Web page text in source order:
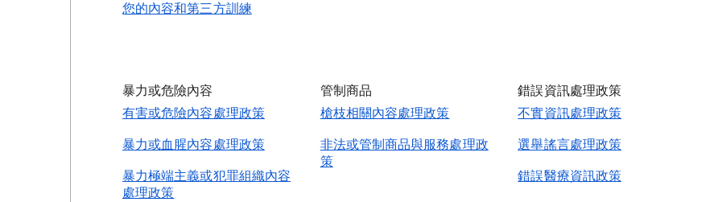
您的內容和第三方訓練
暴力或危險內容
有害或危險內容處理政策
暴力或血腥內容處理政策
暴力極端主義或犯罪組織內容
處理政策
管制商品
槍枝相關內容處理政策
非法或管制商品與服務處理政
策
錯誤資訊處理政策
不實資訊處理政策
選舉謠言處理政策
錯誤醫療資訊政策